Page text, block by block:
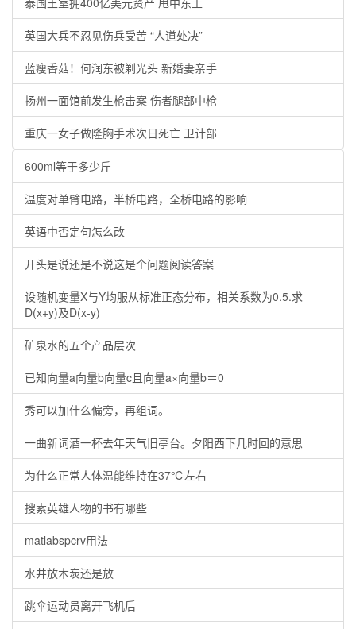
英国大兵不忍见伤兵受苦 “人道处决”
蓝瘦香菇！何润东被剃光头 新婚妻亲手
扬州一面馆前发生枪击案 伤者腿部中枪
重庆一女子做隆胸手术次日死亡 卫计部
600ml等于多少斤
温度对单臂电路，半桥电路，全桥电路的影响
英语中否定句怎么改
开头是说还是不说这是个问题阅读答案
设随机变量X与Y均服从标准正态分布，相关系数为0.5.求
D(x+y)及D(x-y)
矿泉水的五个产品层次
已知向量a向量b向量c且向量a×向量b＝0
秀可以加什么偏旁，再组词。
一曲新词酒一杯去年天气旧亭台。夕阳西下几时回的意思
为什么正常人体温能维持在37℃左右
搜索英雄人物的书有哪些
matlabspcrv用法
水井放木炭还是放
跳伞运动员离开飞机后